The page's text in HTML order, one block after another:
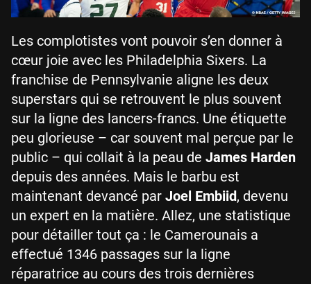
Les complotistes vont pouvoir s’en donner à
cœur joie avec les Philadelphia Sixers. La
franchise de Pennsylvanie aligne les deux
superstars qui se retrouvent le plus souvent
sur la ligne des lancers-francs. Une étiquette
peu glorieuse – car souvent mal perçue par le
public – qui collait à la peau de James Harden
depuis des années. Mais le barbu est
maintenant devancé par Joel Embiid, devenu
un expert en la matière. Allez, une statistique
pour détailler tout ça : le Camerounais a
effectué 1346 passages sur la ligne
réparatrice au cours des trois dernières